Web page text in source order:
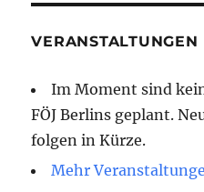
VERANSTALTUNGEN
Im Moment sind
FÖJ Berlins geplant.
folgen in Kürze.
Mehr